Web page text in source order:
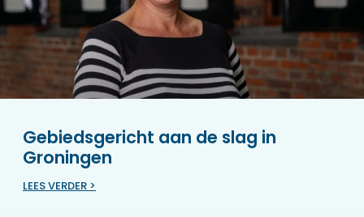
Gebiedsgericht aan de slag in
Groningen
LEES VERDER >